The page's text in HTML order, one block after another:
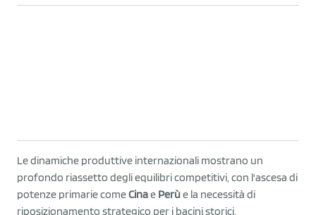
Le dinamiche produttive internazionali mostrano un
profondo riassetto degli equilibri competitivi, con l'ascesa di
potenze primarie comeCinae Perùe la necessità di
riposizionamento strategico per i bacini storici.